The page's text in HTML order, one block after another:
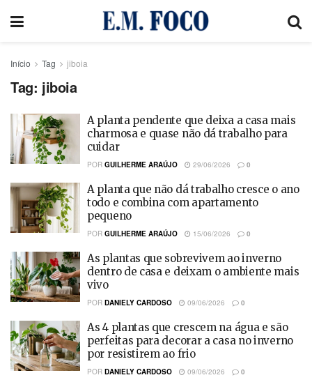
Início Tag jiboia
Tag: jiboia
A planta pendente que deixa a casa mais
charmosa e quase não dá trabalho para
cuidar
POR GUILHERME ARAÚJO 29/06/2026 0
A planta que não dá trabalho cresce o ano
todo e combina com apartamento
pequeno
POR GUILHERME ARAÚJO 15/06/2026 0
As plantas que sobrevivem ao inverno
dentro de casa e deixam o ambiente mais
vivo
POR DANIELY CARDOSO 09/06/2026 0
As 4 plantas que crescem na água e são
perfeitas para decorar a casa no inverno
por resistirem ao frio
POR DANIELY CARDOSO 09/06/2026 0